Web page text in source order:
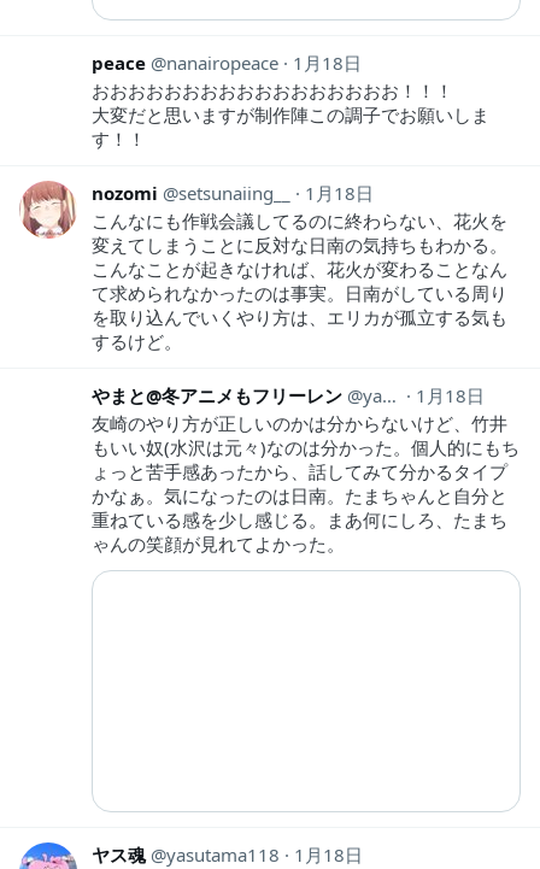
peace nanairopeace
1月18日
おおおおおおおおおおおおおおおおお！！！
大変だと思いますが制作陣この調子でお願いしま
す！！
nozomi setsunaiing__
1月18日
こんなにも作戦会議してるのに終わらない、花火を
変えてしまうことに反対な日南の気持ちもわかる。
こんなことが起きなければ、花火が変わることなん
て求められなかったのは事実。日南がしている周り
を取り込んでいくやり方は、エリカが孤立する気も
するけど。
やまと@冬アニメもフリーレン yamato1130
1月18日
友崎のやり方が正しいのかは分からないけど、竹井
もいい奴(水沢は元々)なのは分かった。個人的にもち
ょっと苦手感あったから、話してみて分かるタイプ
かなぁ。気になったのは日南。たまちゃんと自分と
重ねている感を少し感じる。まあ何にしろ、たまち
ゃんの笑顔が見れてよかった。
ヤス魂 yasutama118
1月18日